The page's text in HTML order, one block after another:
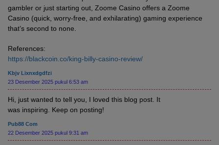
gambler or just starting out, Zoome Casino offers a Zoome
Casino (quick, worry-free, and exhilarating) gaming experience
that’s second to none.
References:
https://blackcoin.co/king-billy-casino-review/
Kbjv Lixnxdgdfzi
23 Desember 2025 pukul 6:53 am
Hi, just wanted to tell you, I loved this blog post. It
was inspiring. Keep on posting!
Pub88 Com
22 Desember 2025 pukul 9:31 am